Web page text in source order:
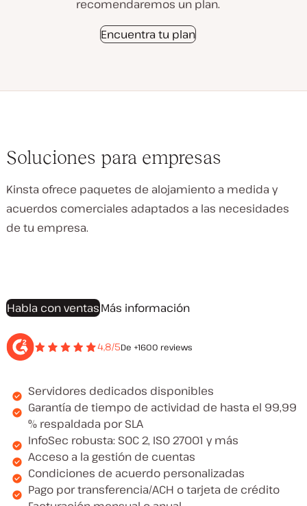
recomendaremos un plan.
Encuentra tu plan
Soluciones para empresas
Kinsta ofrece paquetes de alojamiento a medida y
acuerdos comerciales adaptados a las necesidades
de tu empresa.
Habla con ventasMás información
4,8/5De +1600 reviews
Servidores dedicados disponibles
Garantía de tiempo de actividad de hasta el 99,99
% respaldada por SLA
InfoSec robusta: SOC 2, ISO 27001 y más
Acceso a la gestión de cuentas
Condiciones de acuerdo personalizadas
Pago por transferencia/ACH o tarjeta de crédito